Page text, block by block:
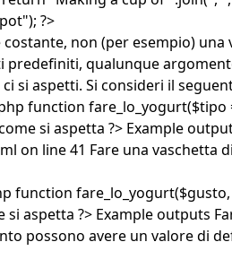
?>
non (per esempio)
predefiniti, qualunque
si aspetti. Si consideri il
function
si aspetta ?> Example
line 41 Fare una vaschetta
function
aspetta ?> Example outputs
possono avere un valore di